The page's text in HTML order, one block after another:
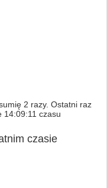
2 razy. Ostatni raz
14:09:11 czasu
czasie